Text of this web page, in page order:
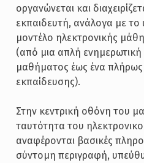
οργανώνεται και
εκπαιδευτή, ανάλογα με το
μοντέλο ηλεκτρονικής
(από μια απλή ενημερωτική
μαθήματος έως ένα πλήρως
εκπαίδευσης).
Στην κεντρική οθόνη του
ταυτότητα του
αναφέρονται βασικές
σύντομη περιγραφή,